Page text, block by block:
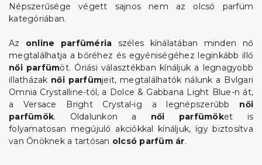
Népszerűsége végett sajnos nem az olcsó parfüm
kategóriában.
Az online parfüméria széles kínálatában minden nő
megtalálhatja a bőréhez és egyéniségéhez leginkább illő
női parfümöt. Óriási választékban kínáljuk a legnagyobb
illatházak női parfümjeit, megtalálhatók nálunk a Bvlgari
Omnia Crystalline-tól, a Dolce & Gabbana Light Blue-n át,
a Versace Bright Crystal-ig a legnépszerűbb női
parfümök. Oldalunkon a női parfümöket is
folyamatosan megújuló akciókkal kínáljuk, így biztosítva
van Önöknek a tartósan olcsó parfüm ár.